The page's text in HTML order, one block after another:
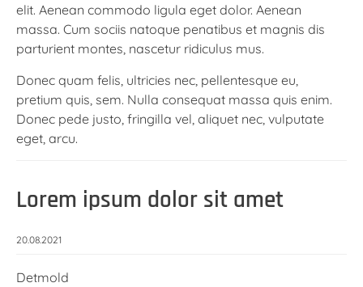
elit. Aenean commodo ligula eget dolor. Aenean
massa. Cum sociis natoque penatibus et magnis dis
parturient montes, nascetur ridiculus mus.
Donec quam felis, ultricies nec, pellentesque eu,
pretium quis, sem. Nulla consequat massa quis enim.
Donec pede justo, fringilla vel, aliquet nec, vulputate
eget, arcu.
Lorem ipsum dolor sit amet
20.08.2021
Detmold